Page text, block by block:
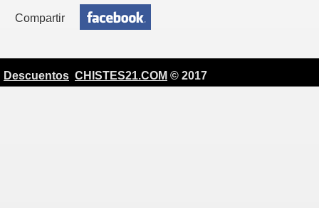
Compartir
Descuentos CHISTES21.COM © 2017